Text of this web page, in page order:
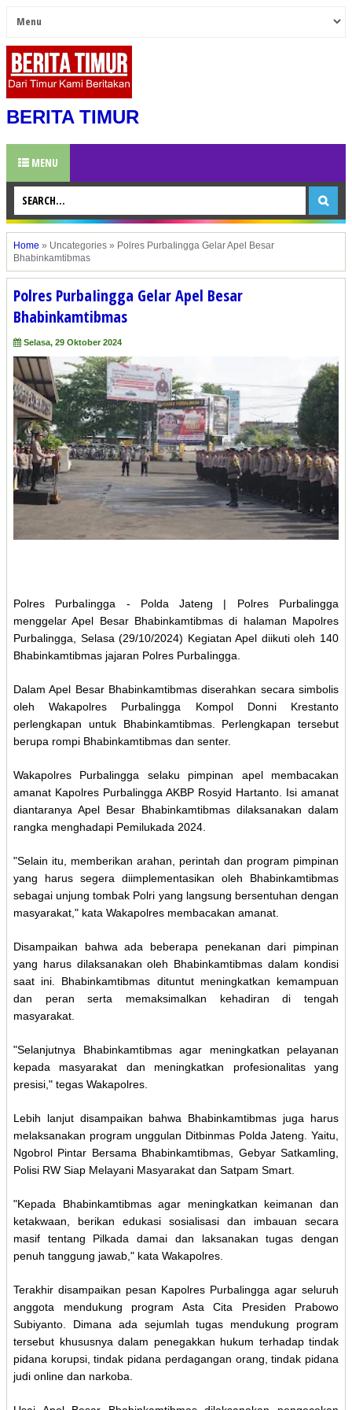
BERITA TIMUR
MENU
Home » Uncategories » Polres PurbaIingga Gelar Apel Besar
Bhabinkamtibmas
Polres PurbaIingga Gelar Apel Besar
Bhabinkamtibmas
Selasa, 29 Oktober 2024
Polres PurbaIingga - Polda Jateng | Polres Purbalingga
menggelar Apel Besar Bhabinkamtibmas di halaman Mapolres
Purbalingga, Selasa (29/10/2024) Kegiatan Apel diikuti oleh 140
Bhabinkamtibmas jajaran Polres PurbaIingga.
Dalam Apel Besar Bhabinkamtibmas diserahkan secara simbolis
oleh Wakapolres Purbalingga Kompol Donni Krestanto
perlengkapan untuk Bhabinkamtibmas. Perlengkapan tersebut
berupa rompi Bhabinkamtibmas dan senter.
Wakapolres Purbalingga selaku pimpinan apel membacakan
amanat Kapolres Purbalingga AKBP Rosyid Hartanto. Isi amanat
diantaranya Apel Besar Bhabinkamtibmas dilaksanakan dalam
rangka menghadapi Pemilukada 2024.
"Selain itu, memberikan arahan, perintah dan program pimpinan
yang harus segera diimplementasikan oleh Bhabinkamtibmas
sebagai unjung tombak Polri yang langsung bersentuhan dengan
masyarakat," kata Wakapolres membacakan amanat.
Disampaikan bahwa ada beberapa penekanan dari pimpinan
yang harus dilaksanakan oleh Bhabinkamtibmas dalam kondisi
saat ini. Bhabinkamtibmas dituntut meningkatkan kemampuan
dan peran serta memaksimalkan kehadiran di tengah
masyarakat.
"Selanjutnya Bhabinkamtibmas agar meningkatkan pelayanan
kepada masyarakat dan meningkatkan profesionalitas yang
presisi," tegas Wakapolres.
Lebih lanjut disampaikan bahwa Bhabinkamtibmas juga harus
melaksanakan program unggulan Ditbinmas Polda Jateng. Yaitu,
Ngobrol Pintar Bersama Bhabinkamtibmas, Gebyar Satkamling,
Polisi RW Siap Melayani Masyarakat dan Satpam Smart.
"Kepada Bhabinkamtibmas agar meningkatkan keimanan dan
ketakwaan, berikan edukasi sosialisasi dan imbauan secara
masif tentang Pilkada damai dan laksanakan tugas dengan
penuh tanggung jawab," kata Wakapolres.
Terakhir disampaikan pesan Kapolres Purbalingga agar seluruh
anggota mendukung program Asta Cita Presiden Prabowo
Subiyanto. Dimana ada sejumlah tugas mendukung program
tersebut khususnya dalam penegakkan hukum terhadap tindak
pidana korupsi, tindak pidana perdagangan orang, tindak pidana
judi online dan narkoba.